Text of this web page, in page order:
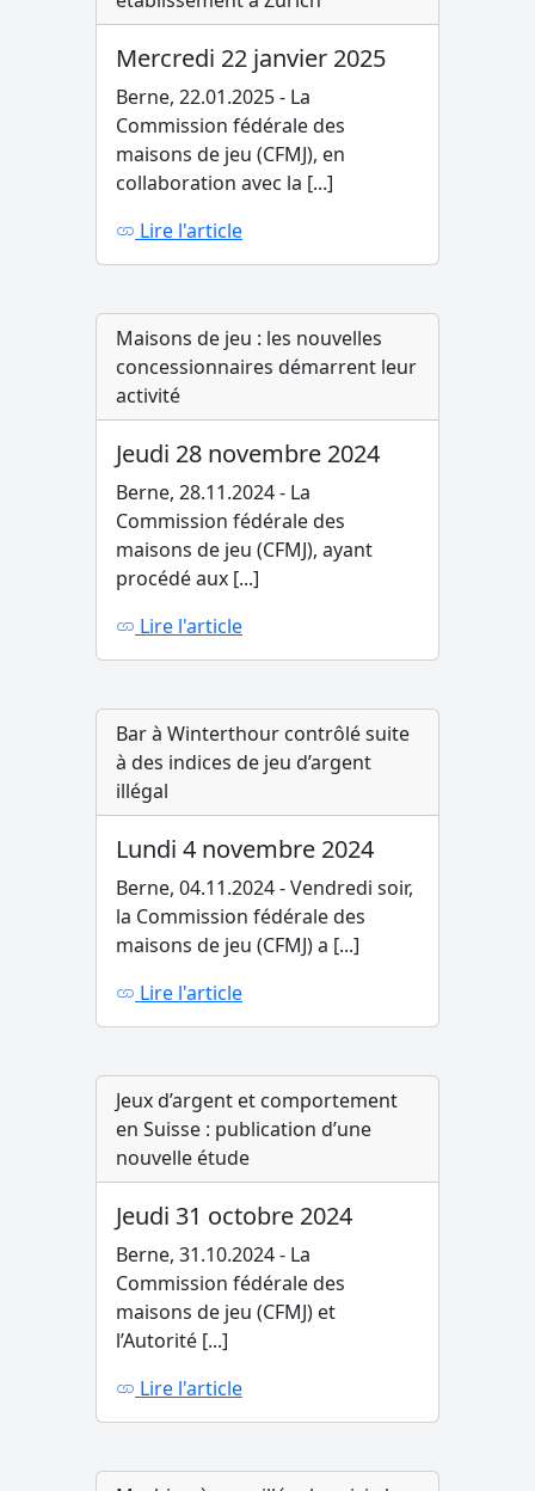
Mercredi 22 janvier 2025
Berne, 22.01.2025 - La
Commission fédérale des
maisons de jeu (CFMJ), en
collaboration avec la [...]
Lire l'article
Maisons de jeu : les nouvelles
concessionnaires démarrent leur
activité
Jeudi 28 novembre 2024
Berne, 28.11.2024 - La
Commission fédérale des
maisons de jeu (CFMJ), ayant
procédé aux [...]
Lire l'article
Bar à Winterthour contrôlé suite
à des indices de jeu d’argent
illégal
Lundi 4 novembre 2024
Berne, 04.11.2024 - Vendredi soir,
la Commission fédérale des
maisons de jeu (CFMJ) a [...]
Lire l'article
Jeux d’argent et comportement
en Suisse : publication d’une
nouvelle étude
Jeudi 31 octobre 2024
Berne, 31.10.2024 - La
Commission fédérale des
maisons de jeu (CFMJ) et
l’Autorité [...]
Lire l'article